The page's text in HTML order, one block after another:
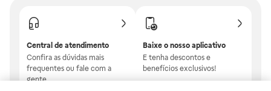
Central de atendimento
Confira as dúvidas mais
frequentes ou fale com a
gente.
Baixe o nosso aplicativo
E tenha descontos e
benefícios exclusivos!